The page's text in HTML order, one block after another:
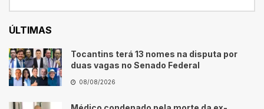
ÚLTIMAS
Tocantins terá 13 nomes na disputa por
duas vagas no Senado Federal
08/08/2026